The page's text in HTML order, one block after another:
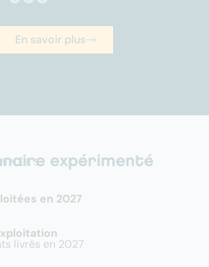
En savoir plus
expérimenté
en 2027
livrés en 2027